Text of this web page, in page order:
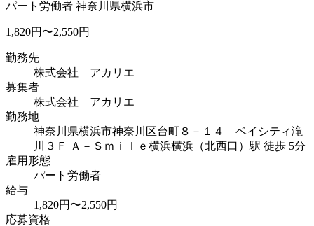
パート労働者 神奈川県横浜市
1,820円〜2,550円
勤務先
株式会社 アカリエ
募集者
株式会社 アカリエ
勤務地
神奈川県横浜市神奈川区台町８－１４ ベイシティ滝
川３Ｆ Ａ－Ｓｍｉｌｅ横浜横浜（北西口）駅 徒歩 5分
雇用形態
パート労働者
給与
1,820円〜2,550円
応募資格